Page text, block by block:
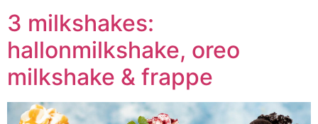
3 milkshakes:
hallonmilkshake, oreo
milkshake & frappe